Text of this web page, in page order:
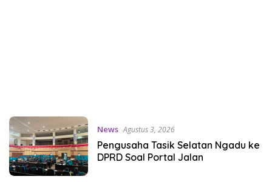
News Agustus 3, 2026
Pengusaha Tasik Selatan Ngadu ke
DPRD Soal Portal Jalan